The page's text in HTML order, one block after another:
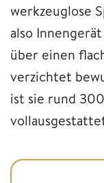
werkzeuglose
also
über einen
verzichtet
ist sie rund